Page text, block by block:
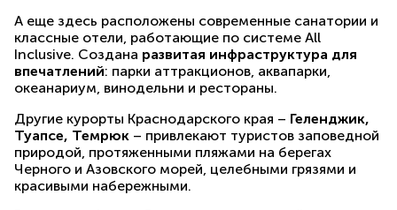
А еще здесь расположены современные санатории и
классные отели, работающие по системе All
Inclusive. Создана развитая инфраструктура для
впечатлений: парки аттракционов, аквапарки,
океанариум, винодельни и рестораны.
Другие курорты Краснодарского края – Геленджик,
Туапсе, Темрюк – привлекают туристов заповедной
природой, протяженными пляжами на берегах
Черного и Азовского морей, целебными грязями и
красивыми набережными.